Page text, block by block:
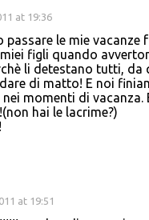
at 19:36
le mie vacanze
figli quando
li detestano tutti, da
di matto! E noi
momenti di
hai le lacrime?)
at 19:51